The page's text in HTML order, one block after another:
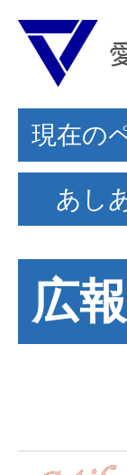
現在の
あし
広